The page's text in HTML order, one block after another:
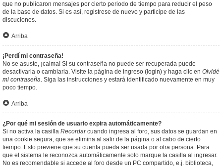
que no publicaron mensajes por cierto periodo de tiempo para reducir el peso
de la base de datos. Si es así, registrese de nuevo y participe de las
discuciones.
Arriba
¡Perdí mi contraseña!
No se asuste, ¡calma! Si su contraseña no puede ser recuperada puede
desactivarla o cambiarla. Visite la página de ingreso (login) y haga clic en Olvidé
mi contraseña. Siga las instrucciones y estará identificado nuevamente en muy
poco tiempo.
Arriba
¿Por qué mi sesión de usuario expira automáticamente?
Si no activa la casilla Recordarcuando ingresa al foro, sus datos se guardan en
una cookie segura, que se elimina al salir de la página o al cabo de cierto
tiempo. Esto previene que su cuenta pueda ser usada por otra persona. Para
que el sistema le reconozca automáticamente solo marque la casilla al ingresar.
No es recomendable si accede al foro desde un PC compartido, e.j. biblioteca,